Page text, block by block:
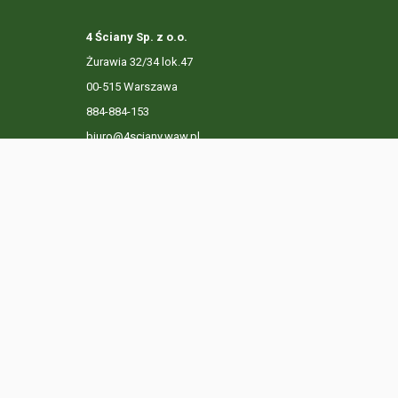
4 Ściany Sp. z o.o.
Żurawia 32/34 lok.47
00-515 Warszawa
884-884-153
biuro@4sciany.waw.pl